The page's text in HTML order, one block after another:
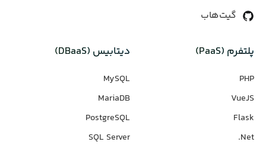
گیت‌هاب
پلتفرم (PaaS)
PHP
VueJS
Flask
Net.
دیتابیس‌ (DBaaS)
MySQL
MariaDB
PostgreSQL
SQL Server